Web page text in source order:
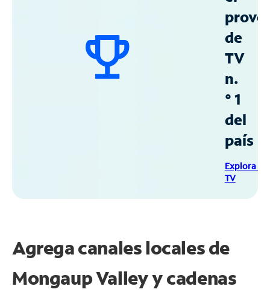
de
TV
n.
° 1
del
país
Explora
TV
Agrega canales locales de
Mongaup Valley y cadenas